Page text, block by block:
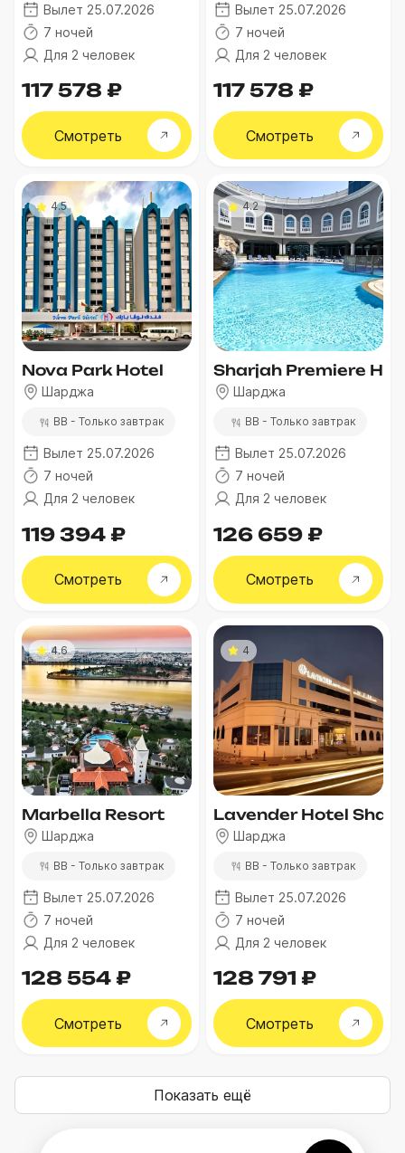
Вылет 25.07.2026
7 ночей
Для 2 человек
117 578 ₽
Смотреть
Вылет 25.07.2026
7 ночей
Для 2 человек
117 578 ₽
Смотреть
4.5
Nova Park Hotel
Шарджа
BB - Только завтрак
Вылет 25.07.2026
7 ночей
Для 2 человек
119 394 ₽
Смотреть
4.2
Sharjah Premiere
Шарджа
BB - Только завтрак
Вылет 25.07.2026
7 ночей
Для 2 человек
126 659 ₽
Смотреть
4.6
Marbella Resort
Шарджа
BB - Только завтрак
Вылет 25.07.2026
7 ночей
Для 2 человек
128 554 ₽
Смотреть
4
Lavender Hotel
Шарджа
BB - Только завтрак
Вылет 25.07.2026
7 ночей
Для 2 человек
128 791 ₽
Смотреть
Показать ещё